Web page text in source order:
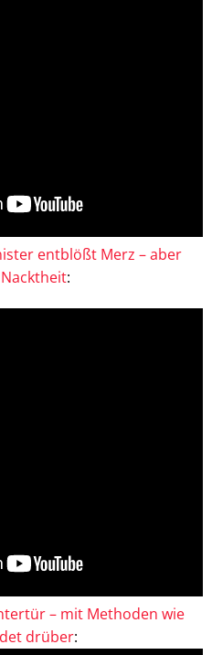
entblößt Merz – aber
:
– mit Methoden wie
drüber: